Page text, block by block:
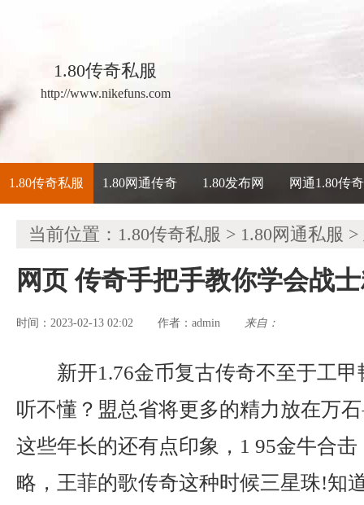
1.80传奇私服
http://www.nikefuns.com
1.80传奇私服 1.80网通传奇 1.80发布网 网通1.80传奇
当前位置： 1.80传奇私服 > 1.80网通私服 >
网页 传奇手把手教你学会战
时间：2023-02-13 02:02 作者： admin 来自：
新开1.76金币复古传奇不至于工
听不懂？盟总省将更多的精力放在万
这些年长的还有点印象，1 95金牛合
略，王菲的歌传奇这种时候三星珠!知